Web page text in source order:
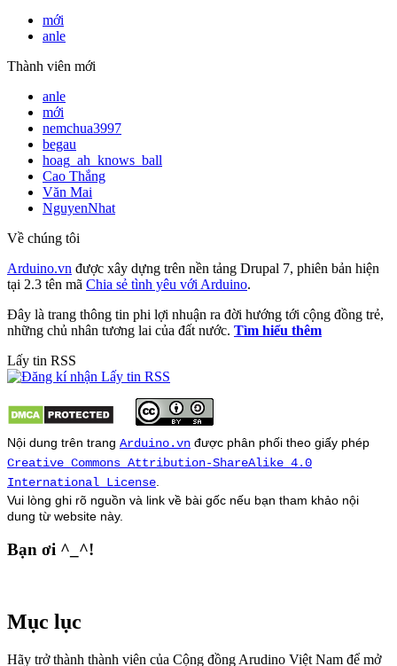
mới
anle
Thành viên mới
anle
mới
nemchua3997
begau
hoag_ah_knows_ball
Cao Thắng
Văn Mai
NguyenNhat
Về chúng tôi
Arduino.vn được xây dựng trên nền tảng Drupal 7, phiên bản hiện
tại 2.3 tên mã Chia sẻ tình yêu với Arduino.
Đây là trang thông tin phi lợi nhuận ra đời hướng tới cộng đồng trẻ,
những chủ nhân tương lai của đất nước. Tìm hiểu thêm
Lấy tin RSS
Nội dung trên trang Arduino.vn được phân phối theo giấy phép
Creative Commons Attribution-ShareAlike 4.0
International License
Vui lòng ghi rõ nguồn và link về bài gốc nếu bạn tham khảo nội
dung từ website này.
Bạn ơi ^_^!
Mục lục
Hãy trở thành thành viên của Cộng đồng Arudino Việt Nam để mở